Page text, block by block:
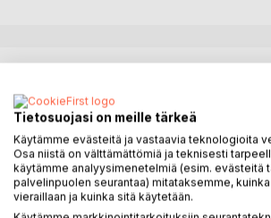
Sara kaipaa elämäänsä lisää väriä ja
Lomamatkallaan Meksikossa hän
historianopiskelija Peteriin, joka opastaa
historialliseen maailmaan.
Alueelta on kadonnut useita punahiuksisia
Tietosuojasi on meille tärkeä
Käytämme evästeitä ja vastaavia teknologioita
Osa niistä on välttämättömiä ja teknisesti
käytämme analyysimenetelmiä (esim. evästeitä
palvelinpuolen seurantaa) mitataksemme,
vieraillaan ja kuinka sitä käytetään.